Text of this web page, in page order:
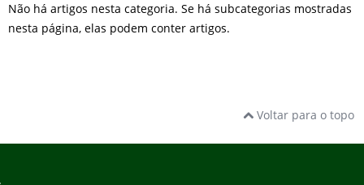
Não há artigos nesta categoria. Se há subcategorias mostradas
nesta página, elas podem conter artigos.
Voltar para o topo